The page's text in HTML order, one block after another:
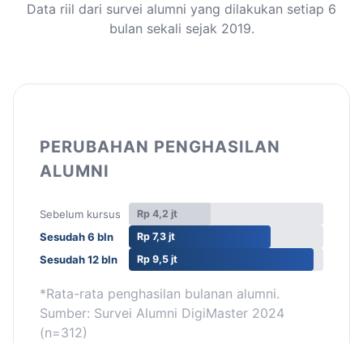
Data riil dari survei alumni yang dilakukan setiap 6
bulan sekali sejak 2019.
PERUBAHAN PENGHASILAN
ALUMNI
Sebelum kursus Rp 4,2 jt
Sesudah 6 bln Rp 7,3 jt
Sesudah 12 bln Rp 9,5 jt
*Rata-rata penghasilan bulanan alumni.
Sumber: Survei Alumni DigiMaster 2024
(n=312)